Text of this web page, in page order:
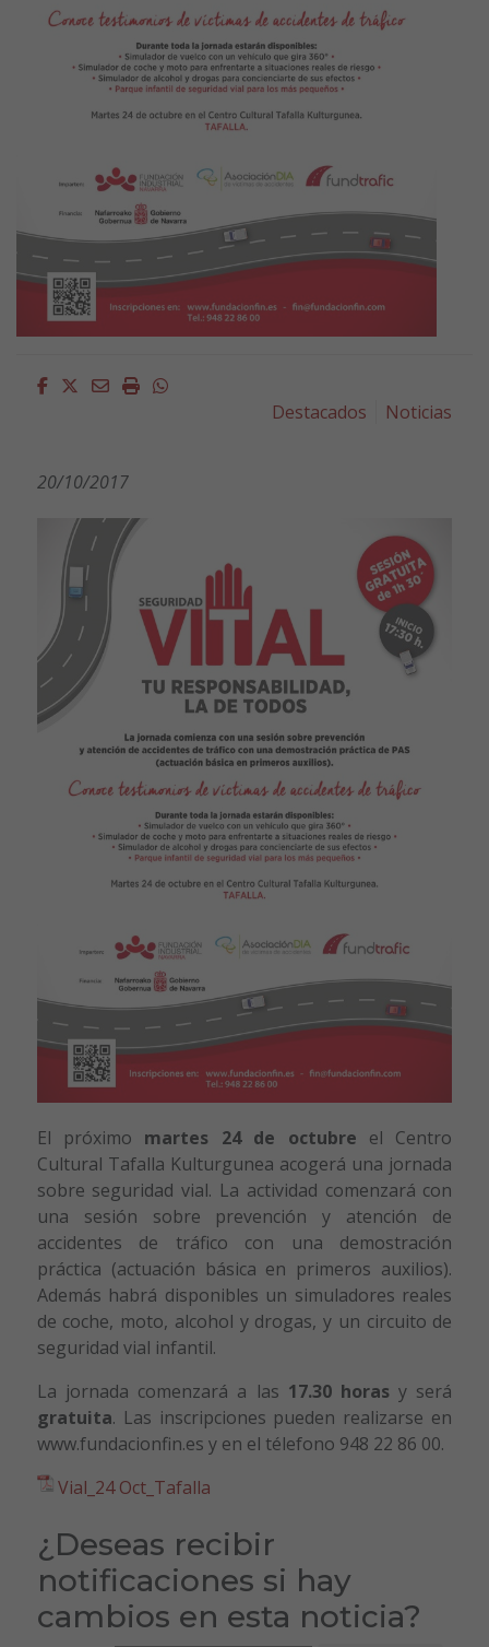
Facebook
Twitter
EmailImprimirWhatsapp
Destacados
Noticias
20/10/2017
El próximo martes 24 de octubre el Centro
Cultural Tafalla Kulturgunea acogerá una jornada
sobre seguridad vial. La actividad comenzará con
una sesión sobre prevención y atención de
accidentes de tráfico con una demostración
práctica (actuación básica en primeros auxilios).
Además habrá disponibles un simuladores reales
de coche, moto, alcohol y drogas, y un circuito de
seguridad vial infantil.
La jornada comenzará a las 17.30 horasy será
gratuita. Las inscripciones pueden realizarse en
www.fundacionfin.es y en el télefono 948 22 86 00.
Vial_24 Oct_Tafalla
¿Deseas recibir
notificaciones si hay
cambios en esta noticia?